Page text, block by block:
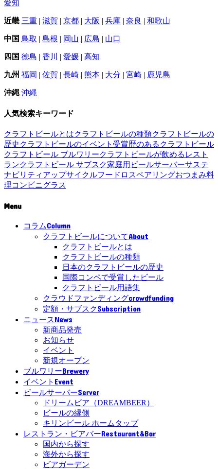
愛知
近畿 三重 | 滋賀 | 京都 | 大阪 | 兵庫 | 奈良 | 和歌山
中国 鳥取 | 島根 | 岡山 | 広島 | 山口
四国 徳島 | 香川 | 愛媛 | 高知
九州 福岡 | 佐賀 | 長崎 | 熊本 | 大分 | 宮崎 | 鹿児島
沖縄 沖縄
人気検索キーワード
クラフトビールとはクラフトビールの種類クラフトビールの
歴史 クラフトビールのイベント 受賞歴のあるクラフトビール
クラフトビール ブルワリークラフトビールが飲めるレスト
ランクラフトビール サブスク家庭用ビールサーバーサステ
ナビリティ アップサイクルフードロスペアリングおつまみ料
理コンビニグラス
Menu
コラムColumn
クラフトビールについてAbout
クラフトビールとは
クラフトビールの種類
日本のクラフトビールの歴史
国際コンペで受賞したビール
クラフトビール用語集
クラウドファンディングcrowdfunding
定額・サブスクSubscription
ニュースNews
新商品発売
お知らせ
イベント
新規オープン
ブルワリーBrewery
イベント Event
ビールサーバーServer
ドリームビア（DREAMBEER）
ビールの縁側
キリンビール ホームタップ
レストラン・ビアバーRestaurant&Bar
国内から探す
海外から探す
ビアガーデン